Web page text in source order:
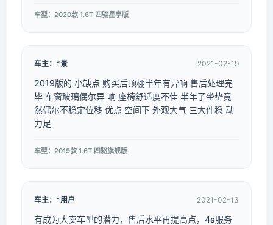
车型：2020款 1.6T 四驱星享版
车主：*景 2021-02-19
2019版的 小缺点 购买后顶棚半年有异响 售后处理完
毕 车窗玻璃偶尔异 响 座椅舒适度不佳 半年了坐垫竟
然偶尔不稳定位移 优点 空间下 外观大气 三大件稳 动
力足
车型：2019款 1.6T 四驱旗舰版
车主：*用户 2021-02-13
有成为大卖车型的潜力，售后水平再提高点，4s服务